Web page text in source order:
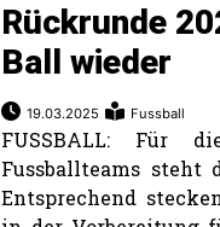
Rückrunde
Ball wieder
19.03.2025 Fussball
FUSSBALL: Für
Fussballteams steht
Entsprechend